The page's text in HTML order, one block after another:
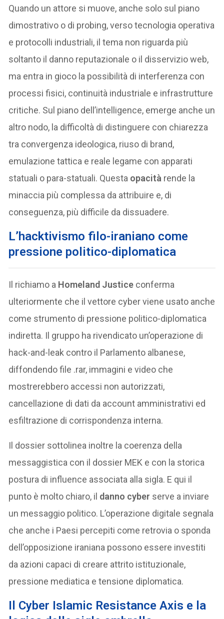
Quando un attore si muove, anche solo sul piano
dimostrativo o di probing, verso tecnologia operativa
e protocolli industriali, il tema non riguarda più
soltanto il danno reputazionale o il disservizio web,
ma entra in gioco la possibilità di interferenza con
processi fisici, continuità industriale e infrastrutture
critiche. Sul piano dell’intelligence, emerge anche un
altro nodo, la difficoltà di distinguere con chiarezza
tra convergenza ideologica, riuso di brand,
emulazione tattica e reale legame con apparati
statuali o para-statuali. Questa opacità rende la
minaccia più complessa da attribuire e, di
conseguenza, più difficile da dissuadere.
L’hacktivismo filo-iraniano come
pressione politico-diplomatica
Il richiamo a Homeland Justice conferma
ulteriormente che il vettore cyber viene usato anche
come strumento di pressione politico-diplomatica
indiretta. Il gruppo ha rivendicato un’operazione di
hack-and-leak contro il Parlamento albanese,
diffondendo file .rar, immagini e video che
mostrerebbero accessi non autorizzati,
cancellazione di dati da account amministrativi ed
esfiltrazione di corrispondenza interna.
Il dossier sottolinea inoltre la coerenza della
messaggistica con il dossier MEK e con la storica
postura di influence associata alla sigla. E qui il
punto è molto chiaro, il danno cyber serve a inviare
un messaggio politico. L’operazione digitale segnala
che anche i Paesi percepiti come retrovia o sponda
dell’opposizione iraniana possono essere investiti
da azioni capaci di creare attrito istituzionale,
pressione mediatica e tensione diplomatica.
Il Cyber Islamic Resistance Axis e la